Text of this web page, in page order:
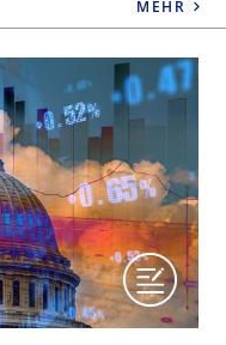
MEHR